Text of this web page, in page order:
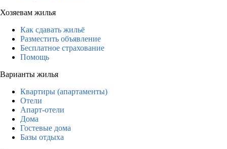
Хозяевам жилья
Как сдавать жильё
Разместить объявление
Бесплатное страхование
Помощь
Варианты жилья
Квартиры (апартаменты)
Отели
Апарт-отели
Дома
Гостевые дома
Базы отдыха